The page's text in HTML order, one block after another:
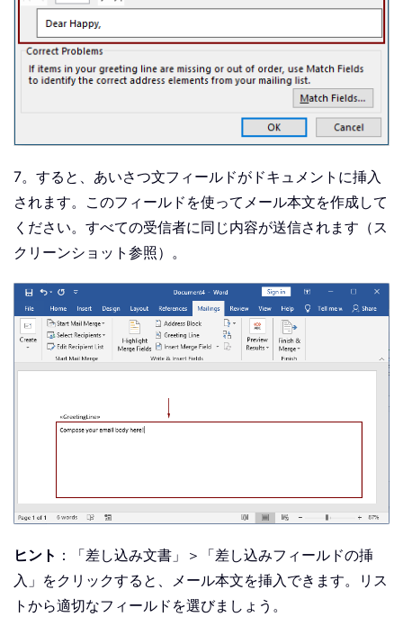
7。すると、あいさつ文フィールドがドキュメントに挿入
されます。このフィールドを使ってメール本文を作成して
ください。すべての受信者に同じ内容が送信されます（ス
クリーンショット参照）。
ヒント ：「差し込み文書」＞「差し込みフィールドの挿
入」をクリックすると、メール本文を挿入できます。リス
トから適切なフィールドを選びましょう。